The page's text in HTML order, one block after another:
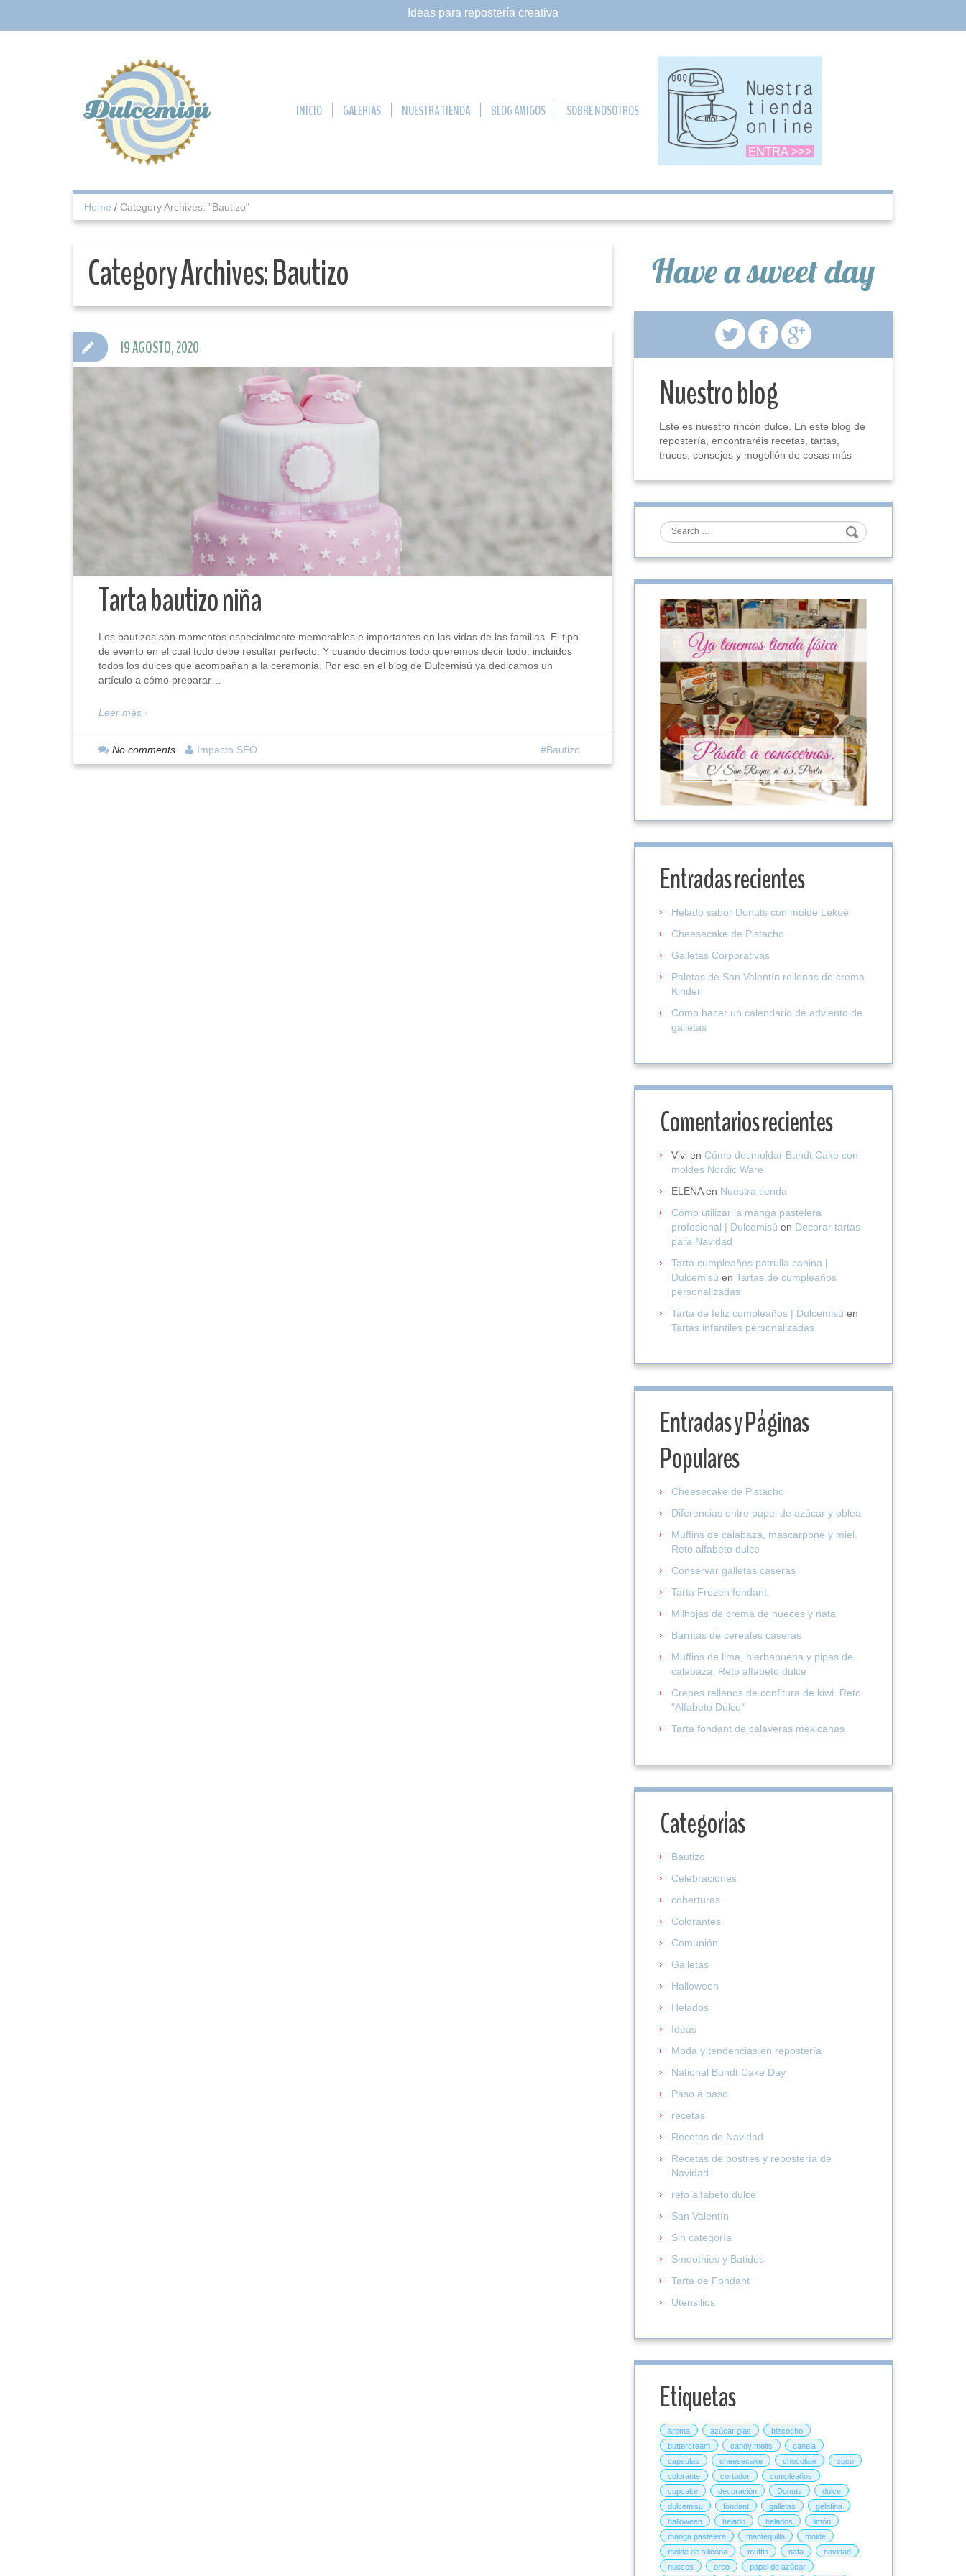
Ideas para repostería creativa
INICIO GALERIAS NUESTRA TIENDA BLOG AMIGOS SOBRE NOSOTROS
Home / Category Archives: "Bautizo"
Category Archives:Bautizo
Tarta bautizo niña
Los bautizos son momentos especialmente memorables e importantes en las vidas de las familias. El tipo
de evento en el cual todo debe resultar perfecto. Y cuando decimos todo queremos decir todo: incluidos
todos los dulces que acompañan a la ceremonia. Por eso en el blog de Dulcemisú ya dedicamos un
artículo a cómo preparar…
Leer más
19 AGOSTO, 2020
Bautizo
No comments Impacto SEO
Have a sweet day
Nuestro blog
Este es nuestro rincón dulce. En este blog de
repostería, encontraréis recetas, tartas,
trucos, consejos y mogollón de cosas más
Search
Entradas recientes
Helado sabor Donuts con molde Lékué
Cheesecake de Pistacho
Galletas Corporativas
Paletas de San Valentín rellenas de crema
Kinder
Como hacer un calendario de adviento de
galletas
Comentarios recientes
Vivi en Cómo desmoldar Bundt Cake con
moldes Nordic Ware
ELENAen Nuestra tienda
Cómo utilizar la manga pastelera
profesional | Dulcemisú en Decorar tartas
para Navidad
Tarta cumpleaños patrulla canina |
Dulcemisú en Tartas de cumpleaños
personalizadas
Tarta de feliz cumpleaños | Dulcemisú en
Tartas infantiles personalizadas
Entradas y Páginas
Populares
Cheesecake de Pistacho
Diferencias entre papel de azúcar y oblea
Muffins de calabaza, mascarpone y miel.
Reto alfabeto dulce
Conservar galletas caseras
Tarta Frozen fondant
Milhojas de crema de nueces y nata
Barritas de cereales caseras
Muffins de lima, hierbabuena y pipas de
calabaza. Reto alfabeto dulce
Crepes rellenos de confitura de kiwi. Reto
"Alfabeto Dulce"
Tarta fondant de calaveras mexicanas
Categorías
Bautizo
Celebraciones
coberturas
Colorantes
Comunión
Galletas
Halloween
Helados
Ideas
Moda y tendencias en repostería
National Bundt Cake Day
Paso a paso
recetas
Recetas de Navidad
Recetas de postres y repostería de
Navidad
reto alfabeto dulce
San Valentín
Sin categoría
Smoothies y Batidos
Tarta de Fondant
Utensilios
Etiquetas
aroma azúcar glas
bizcocho
buttercream
candy melts
canela
capsulas
cheesecake chocolate
coco
colorante
cortador
cumpleaños
cupcake
decoración Donuts
dulce
dulcemisu
fondant galletas
gelatina
halloween
helado helados
limón
manga pastelera
mantequilla
molde
molde de silicona
muffin nata
navidad
nueces
oreo papel de azúcar